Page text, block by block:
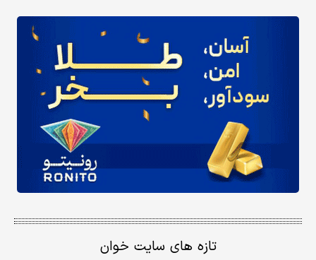
تازه های سایت خوان